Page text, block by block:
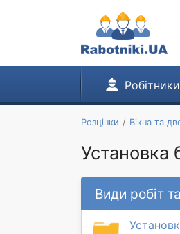
Робітники
Розцінки Вікна та
Установка
Види робіт